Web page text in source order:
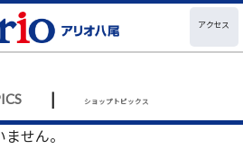
アクセス
| ショップトピックス
せん。